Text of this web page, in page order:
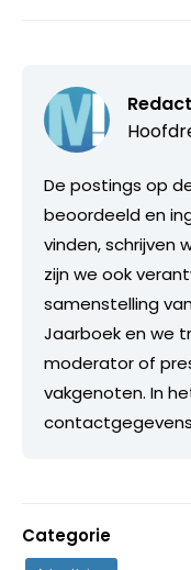
De postings op
beoordeeld en
vinden, schrijven
zijn we ook
samenstelling
Jaarboek en we
moderator of
vakgenoten. In
Categorie